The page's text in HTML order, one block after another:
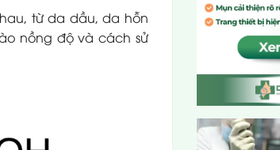
từ da dầu, da hỗn
nồng độ và cách sử